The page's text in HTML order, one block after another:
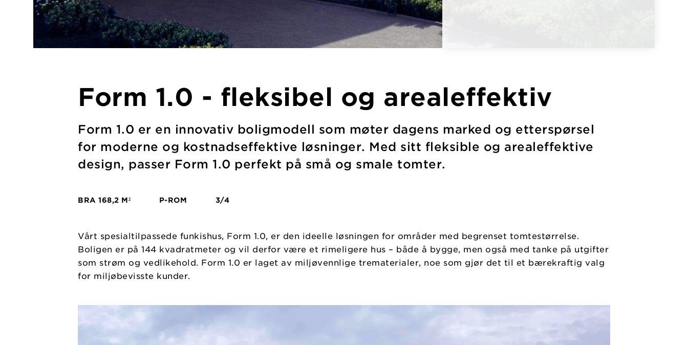
Form 1.0 - fleksibel og arealeffektiv
Form 1.0 er en innovativ boligmodell som møter dagens marked og etterspørsel
for moderne og kostnadseffektive løsninger. Med sitt fleksible og arealeffektive
design, passer Form 1.0 perfekt på små og smale tomter.
BRA 168,2 M² P-ROM 3/4
Vårt spesialtilpassede funkishus, Form 1.0, er den ideelle løsningen for områder med begrenset tomtestørrelse.
Boligen er på 144 kvadratmeter og vil derfor være et rimeligere hus – både å bygge, men også med tanke på utgifter
som strøm og vedlikehold. Form 1.0 er laget av miljøvennlige trematerialer, noe som gjør det til et bærekraftig valg
for miljøbevisste kunder.